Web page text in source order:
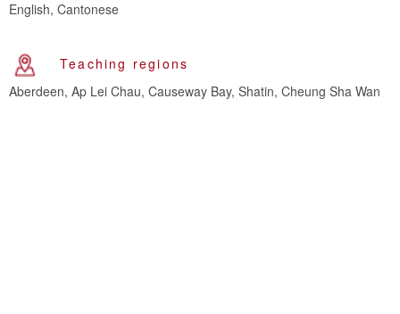
English, Cantonese
Teaching regions
Aberdeen, Ap Lei Chau, Causeway Bay, Shatin, Cheung Sha Wan